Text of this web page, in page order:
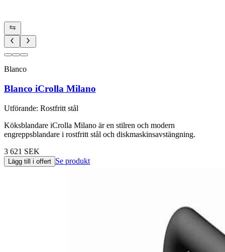
Blanco
Blanco iCrolla Milano
Utförande: Rostfritt stål
Köksblandare iCrolla Milano är en stilren och modern
engreppsblandare i rostfritt stål och diskmaskinsavstängning.
3 621 SEK
Lägg till i offert Se produkt